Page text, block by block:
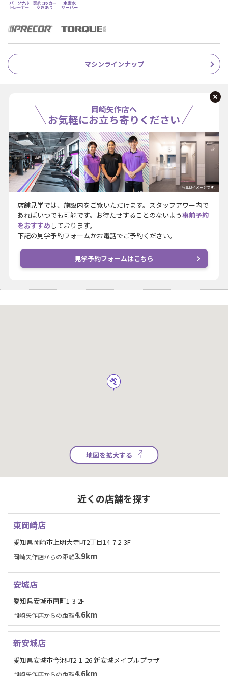
マシンラインナップ
岡崎矢作店へ
お気軽にお立ち寄りください
※写真はイメージです。
店舗見学では、施設内をご覧いただけます。スタッフアワー内で
あればいつでも可能です。お待たせすることのないよう事前予約
をおすすめ しております。
下記の見学予約フォームかお電話でご予約ください。
見学予約フォームはこちら
地図を拡大する
近くの店舗を探す
東岡崎店
愛知県岡崎市上明大寺町2丁目14-7 2-3F
岡崎矢作店からの距離3.9km
安城店
愛知県安城市南町1-3 2F
岡崎矢作店からの距離4.6km
新安城店
愛知県安城市今池町2-1-26 新安城メイプルプラザ
岡崎矢作店からの距離4.6km